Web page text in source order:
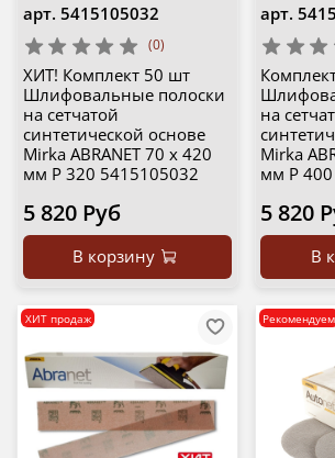
арт. 5415105032
(0)
ХИТ! Комплект 50 шт
Шлифовальные полоски
на сетчатой
синтетической основе
Mirka ABRANET 70 x 420
мм Р 320 5415105032
5 820 Руб
В корзину
арт.
на
Mirka
мм Р 400
5 820
В
ХИТ продаж Рекомендуем